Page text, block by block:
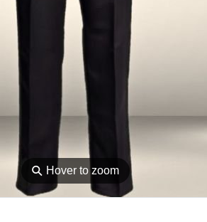
⚲ Hover to zoom